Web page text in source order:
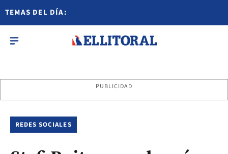
TEMAS DEL DÍA:
PUBLICIDAD
REDES SOCIALES